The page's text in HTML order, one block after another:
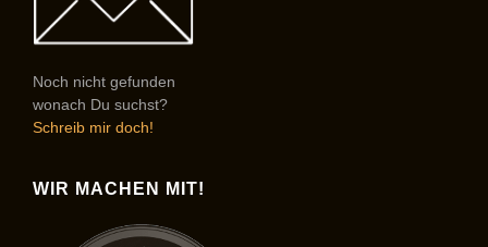
Noch nicht gefunden
wonach Du suchst?
Schreib mir doch!
WIR MACHEN MIT!